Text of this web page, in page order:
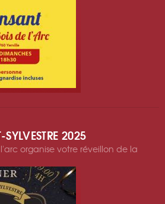
2025
organise votre réveillon de la